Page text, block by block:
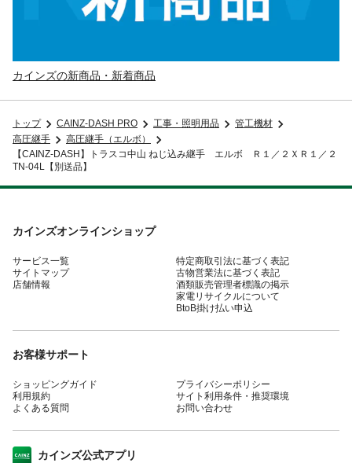
カインズの新商品・新着商品
トップ CAINZ-DASH PRO 工事・照明用品
管工機材
高圧継手
高圧継手（エルボ）
【CAINZ-DASH】トラスコ中山 ねじ込み継手 エルボ Ｒ１／２ＸＲ１／２
TN-04L【別送品】
カインズオンラインショップ
サービス一覧
サイトマップ
店舗情報
特定商取引法に基づく表記
古物営業法に基づく表記
酒類販売管理者標識の掲示
家電リサイクルについて
BtoB掛け払い申込
お客様サポート
ショッピングガイド
利用規約
よくある質問
プライバシーポリシー
サイト利用条件・推奨環境
お問い合わせ
カインズ公式アプリ